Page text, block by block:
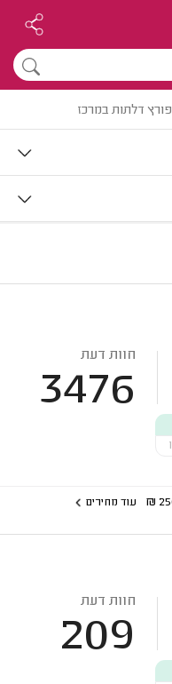
פורץ דלתות במרכז
חוות דעת
3476
₪ עוד מחירים
חוות דעת
209